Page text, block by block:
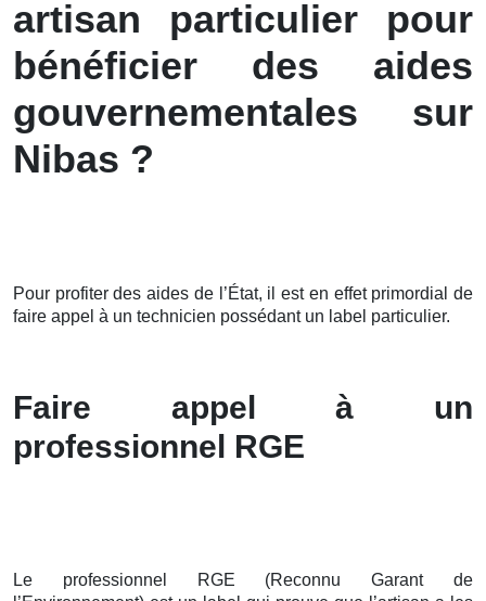
artisan particulier pour
bénéficier des aides
gouvernementales sur
Nibas ?
Pour profiter des aides de l’État, il est en effet primordial de
faire appel à un technicien possédant un label particulier.
Faire appel à un
professionnel RGE
Le professionnel RGE (Reconnu Garant de